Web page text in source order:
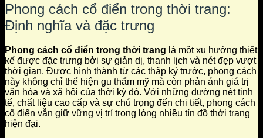
Phong cách cổ điển trong thời trang:
Định nghĩa và đặc trưng
Phong cách cổ điển trong thời trang là một xu hướng thiết
kế được đặc trưng bởi sự giản dị, thanh lịch và nét đẹp vượt
thời gian. Được hình thành từ các thập kỷ trước, phong cách
này không chỉ thể hiện gu thẩm mỹ mà còn phản ánh giá trị
văn hóa và xã hội của thời kỳ đó. Với những đường nét tinh
tế, chất liệu cao cấp và sự chú trọng đến chi tiết, phong cách
cổ điển vẫn giữ vững vị trí trong lòng nhiều tín đồ thời trang
hiện đại.